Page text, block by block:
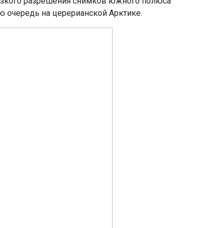
на церерианской Арктике.